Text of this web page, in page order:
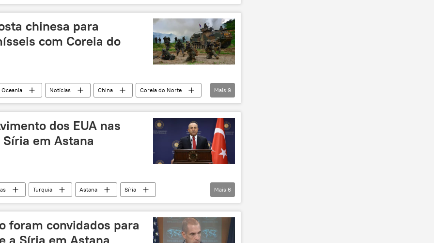
Turquia
reconciliação
chinesa para
com Coreia do
Oceania Notícias China
Coreia do Norte
Wang Yi Nikki Haley THAAD
crise
Mais 9
dos EUA nas
em Astana
Turquia Astana
Síria
consultas delegação
EUA
Mais 6
foram convidados para